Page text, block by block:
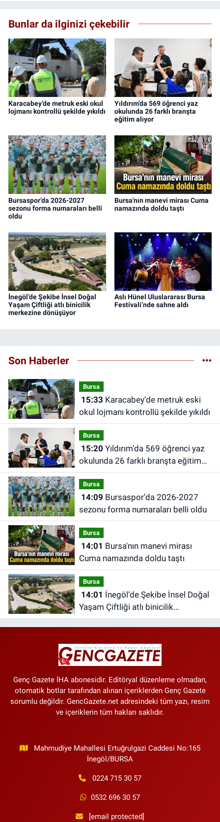
Bunlar da ilginizi çekebilir
Karacabey’de metruk eski okul
lojmanı kontrollü şekilde yıkıldı
Yıldırım’da 569 öğrenci yaz
okulunda 26 farklı branşta
eğitim alıyor
Bursaspor’da 2026-2027
sezonu forma numaraları belli
oldu
Bursa'nın manevi mirası Cuma
namazında doldu taştı
İnegöl’de Şekibe İnsel Doğal
Yaşam Çiftliği atlı binicilik
merkezine dönüşüyor
Aslı Hünel Uluslararası Bursa
Festivali’nde sahne aldı
Son Haberler
Bursa
15:33
okul lojmanı kontrollü şekilde yıkıldı
Bursa
15:20
okulunda 26 farklı branşta eğitim
alıyor
Bursa
14:09
sezonu forma numaraları belli oldu
Bursa
14:01
Cuma namazında doldu taştı
Bursa
14:01
Yaşam Çiftliği atlı binicilik
merkezine dönüşüyor
Genç Gazete İHA abonesidir. Editöryal düzenleme olmadan,
otomatik botlar tarafından alınan içeriklerden Genç Gazete
sorumlu değildir. GencGazete.net adresindeki tüm yazı, resim
ve içeriklerin tüm hakları saklıdır.
Mahmudiye Mahallesi Ertuğrulgazi Caddesi No:165
İnegöl/BURSA
0224 715 30 57
0532 696 30 57
[email protected]